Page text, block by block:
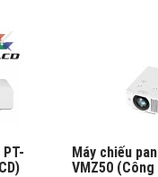
Máy chiếu
VMZ50 (Công